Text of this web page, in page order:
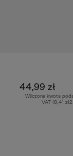
44,99 zł
Wliczona kwota
VAT (8,41